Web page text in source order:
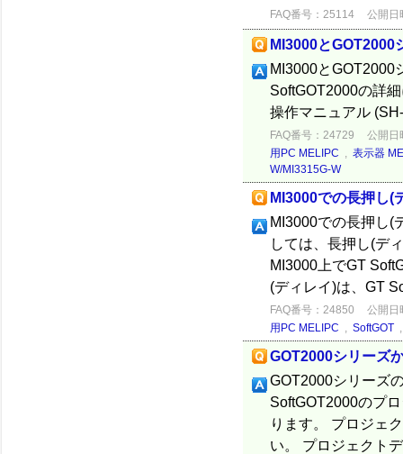
FAQ番号：25114 公開日
MI3000とGOT2000
MI3000とGOT2000
SoftGOT2000の詳
操作マニュアル
FAQ番号：24729
公開日
用PC MELIPC , 表示器
W/MI3315G-W
MI3000での長押し(
MI3000での長押し(
しては、長押し(デ
MI3000上でGT
(ディレイ)は、GT
FAQ番号：24850
公開日
用PC MELIPC , SoftGOT
GOT2000シリーズ
GOT2000シリーズ
SoftGOT2000のプ
ります。 プロジェ
い。 プロジェクト